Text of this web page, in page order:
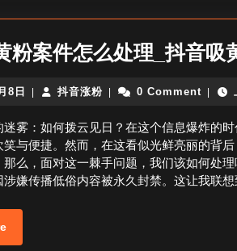
粉案件怎么处理_抖音吸
8日
2025
8
月
8
日
抖音涨粉抖
涨
粉
0 Comment
迷雾：如何拨云见日？在这个信息爆炸的
与便捷。然而，在这看似光鲜亮丽的背
那么，面对这一棘手问题，我们该如何处
嫌传播低俗内容被永久封禁。这让我联
Read
More